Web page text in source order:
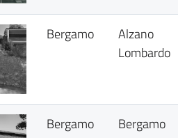
Bergamo
Alzano
Lombardo
Bergamo Bergamo